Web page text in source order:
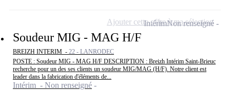
Soudeur MIG - MAG H/F
BREIZH INTERIM - 22 - LANRODEC
POSTE : Soudeur MIG - MAG H/F DESCRIPTION : Breizh Intérim Saint-Brieuc
recherche pour un des ses clients un soudeur MIG/MAG (H/F). Notre client est
leader dans la fabrication d'éléments de...
Intérim - Non renseigné
IntérimNon renseigné
Ajouter cette offre à ma sélection